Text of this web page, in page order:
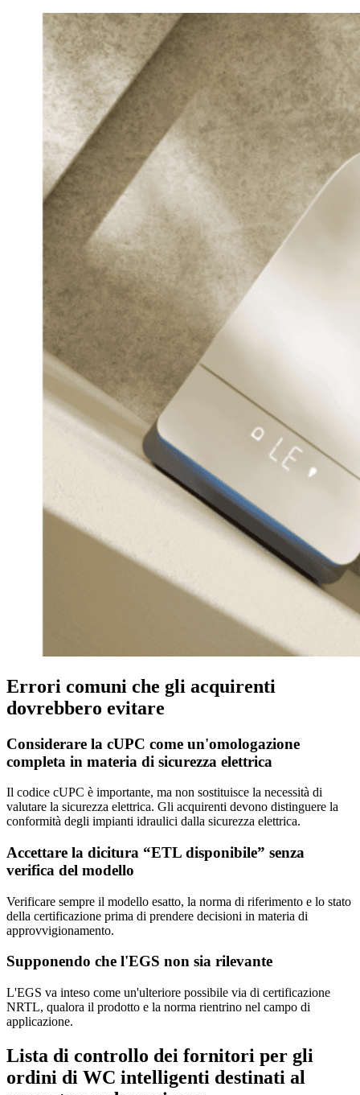
Errori comuni che gli acquirenti
dovrebbero evitare
Considerare la cUPC come un'omologazione
completa in materia di sicurezza elettrica
Il codice cUPC è importante, ma non sostituisce la necessità di
valutare la sicurezza elettrica. Gli acquirenti devono distinguere la
conformità degli impianti idraulici dalla sicurezza elettrica.
Accettare la dicitura “ETL disponibile” senza
verifica del modello
Verificare sempre il modello esatto, la norma di riferimento e lo stato
della certificazione prima di prendere decisioni in materia di
approvvigionamento.
Supponendo che l'EGS non sia rilevante
L'EGS va inteso come un'ulteriore possibile via di certificazione
NRTL, qualora il prodotto e la norma rientrino nel campo di
applicazione.
Lista di controllo dei fornitori per gli
ordini di WC intelligenti destinati al